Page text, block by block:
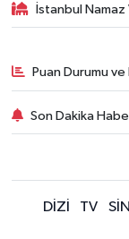
İstanbul Namaz
Puan Durumu
Son Dakika
DİZİ TV